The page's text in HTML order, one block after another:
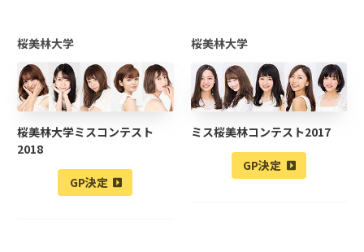
桜美林大学
桜美林大学ミスコンテスト
2018
GP決定
桜美林大学
ミス桜美林コンテスト2017
GP決定